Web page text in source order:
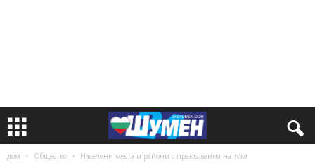
дом Общество Населени места и райони с прекъсвания на тока